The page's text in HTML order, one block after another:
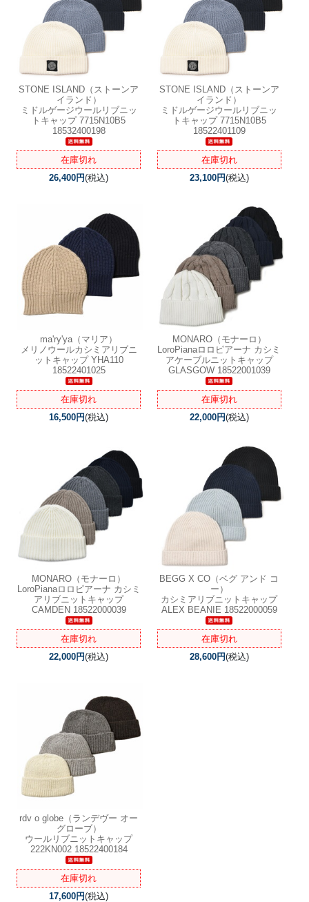
STONE ISLAND（ストーンア
イランド）
ミドルゲージウールリブニッ
トキャップ 7715N10B5
18532400198
在庫切れ
26,400円(税込)
STONE ISLAND（ストーンア
イランド）
ミドルゲージウールリブニッ
トキャップ 7715N10B5
18522401109
在庫切れ
23,100円(税込)
ma'ry'ya（マリア）
メリノウールカシミアリブニ
ットキャップ YHA110
18522401025
在庫切れ
16,500円(税込)
MONARO（モナーロ）
LoroPianaロロピアーナ カシミ
アケーブルニットキャップ
GLASGOW 18522001039
在庫切れ
22,000円(税込)
MONARO（モナーロ）
LoroPianaロロピアーナ カシミ
アリブニットキャップ
CAMDEN 18522000039
在庫切れ
22,000円(税込)
BEGG X CO（ベグ アンド コ
ー）
カシミアリブニットキャップ
ALEX BEANIE 18522000059
在庫切れ
28,600円(税込)
rdv o globe（ランデヴー オー
グローブ）
ウールリブニットキャップ
222KN002 18522400184
在庫切れ
17,600円(税込)